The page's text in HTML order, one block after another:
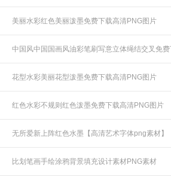
美丽水彩红色美丽泼墨免费下载高清PNG图片
中国风中国国画风油彩笔刷写意立体绳结交叉免
花型水彩美丽花型泼墨免费下载高清PNG图片
红色水彩不规则红色泼墨免费下载高清PNG图片
无所爱新上阵红色水墨【高清艺术字体png素材】
比划笔画手绘涂鸦背景填充设计素材PNG素材